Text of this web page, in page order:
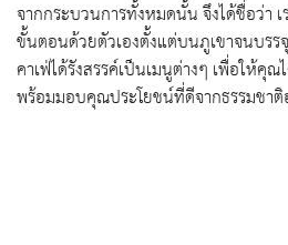
จากกระบวนการทั้งหมดนั้น จึงได้ชื่อว่า
ขั้นตอนด้วยตัวเองตั้งแต่บนภูเขาจนบรร
คาเฟ่ได้รังสรรค์เป็นเมนูต่างๆ เพื่อให้คุ
พร้อมมอบคุณประโยชน์ที่ดีจากธรรมชาติ